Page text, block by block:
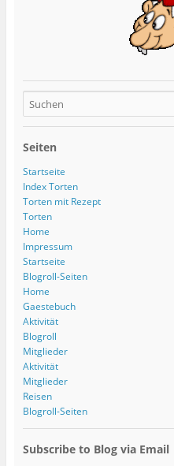
Seiten
Startseite
Index Torten
Torten mit Rezept
Torten
Home
Impressum
Startseite
Blogroll-Seiten
Home
Gaestebuch
Aktivität
Blogroll
Mitglieder
Aktivität
Mitglieder
Reisen
Blogroll-Seiten
Subscribe to Blog via Email